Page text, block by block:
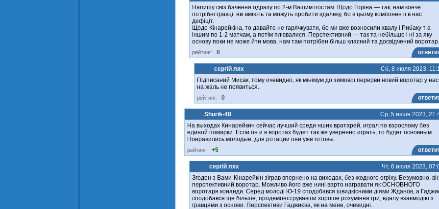
Напишу свіз бачення одразу по 2-м Вашим постам. Щодо Горіна — так, нам конче
потрібні гравці, які вміють та можуть пробити здалеку, бо в цьому компоненті в нас
дефіціт.
Щодо Кінарейкіна, то давайте не гарячкувати, бо ми вже возносили хвалу і Рибаку т а
іншим по 1-2 матчам, а потім плювалися. Перспективний — так та небільше і ні за яку
основу поки не може йти мова. нам там потрібен більш класний та досвідчений воротар.
рейтинг: 0
сергій лях
Сб, 8 июля 2023,
Підписаний Мисак, тому очевидно, як мінімум до зимової перерви новий воротар у нас
на жаль не появиться.
рейтинг: 0
Shurik-48
Ср, 5 июля 2023,
На выходах Кинарейкин сейчас лучший среди нших вратарей, играл по взрослому без
единой помарки. Если он и в воротах будет так же уверенно играть, то будет основным.
Понравились молодые, для ротации они уже готовы.
рейтинг: +5
сергій лях
Чт, 6 июля 2023,
Згоден з Вами-Кінарейкін зіграв впернено на виходах, без жодного огріху. Безумовно, він
перспективний воротар. Можливо його вже нині варто награвати як ОСНОВНОГО
воротаря коианди. Серед молоді Ю-19 сподобався швидкісними діями Жданов, а
сподобався ще більше, продемонструвавши хороше розуміння гри, вдалу взаємодію з
гравцями з основи. Перспективи Гаджиєва, як на мене, очевидні.